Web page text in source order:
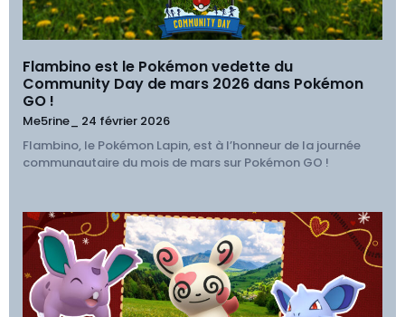
Flambino est le Pokémon vedette du
Community Day de mars 2026 dans Pokémon
GO !
Me5rine_ 24 février 2026
Flambino, le Pokémon Lapin, est à l’honneur de la journée
communautaire du mois de mars sur Pokémon GO !